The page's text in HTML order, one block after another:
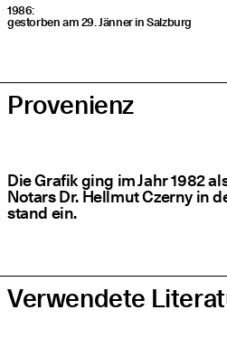
1986:
gestor­ben am 29. Jän­ner in Salzburg
Pro­ve­ni­enz
Die Gra­fik ging im Jahr 1982
Notars Dr. Hell­mut Czer­ny in
stand ein.
Ver­wen­de­te